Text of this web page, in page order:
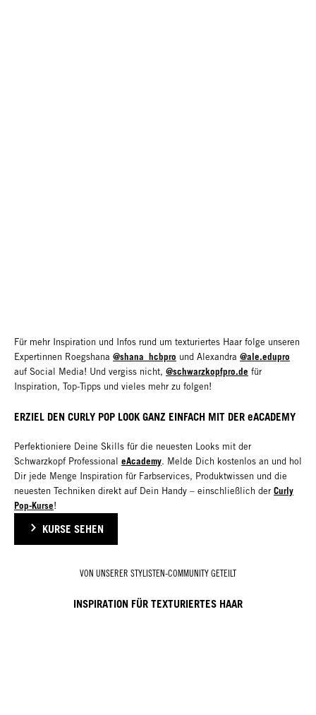
Für mehr Inspiration und Infos rund um texturiertes Haar folge unseren
Expertinnen Roegshana @shana_hcbpro und Alexandra @ale.edupro
auf Social Media! Und vergiss nicht, @schwarzkopfpro.de für
Inspiration, Top-Tipps und vieles mehr zu folgen!
ERZIEL DEN CURLY POP LOOK GANZ EINFACH MIT DER eACADEMY
Perfektioniere Deine Skills für die neuesten Looks mit der
Schwarzkopf Professional eAcademy. Melde Dich kostenlos an und hol
Dir jede Menge Inspiration für Farbservices, Produktwissen und die
neuesten Techniken direkt auf Dein Handy – einschließlich der Curly
Pop-Kurse!
KURSE SEHEN
VON UNSERER STYLISTEN-COMMUNITY GETEILT
INSPIRATION FÜR TEXTURIERTES HAAR